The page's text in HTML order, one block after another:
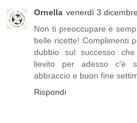
Ornella venerdì 3
Non ti preoccupare è
belle ricette! Complimenti
dubbio sul successo
lievito per adesso c'è
abbraccio e buon fine
Rispondi